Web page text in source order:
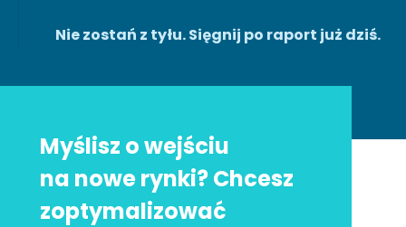
Nie zostań z tyłu. Sięgnij po raport już dziś.
Myślisz o wejściu
na nowe rynki? Chcesz
zoptymalizować